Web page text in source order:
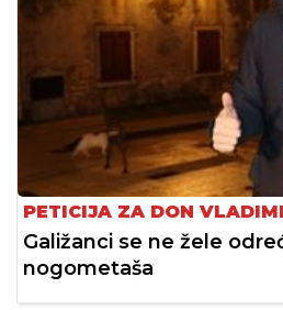
PETICIJA ZA DON
Galižanci se ne žele
nogometaša